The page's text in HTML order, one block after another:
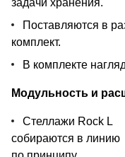
задачи хранения.
Поставляются в
комплект.
В комплекте
Модульность и
Стеллажи Rock L
собираются в линию